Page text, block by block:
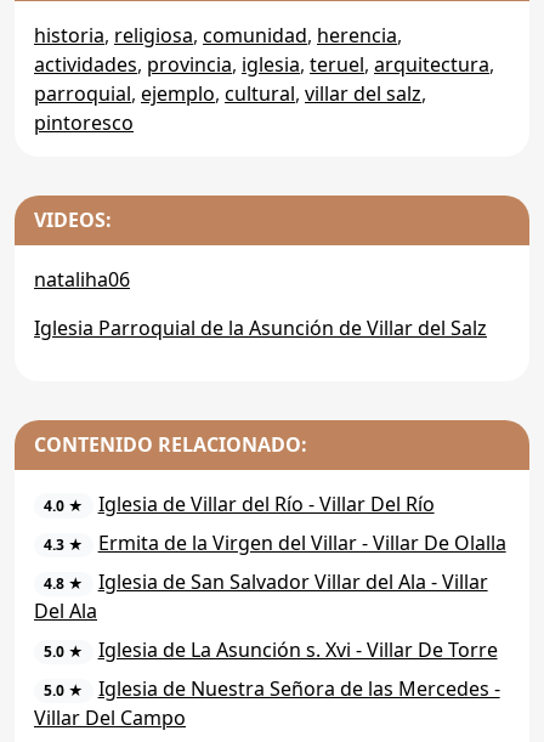
historia, religiosa, comunidad, herencia,
actividades, provincia, iglesia, teruel, arquitectura,
parroquial, ejemplo, cultural, villar del salz,
pintoresco
VIDEOS:
nataliha06
Iglesia Parroquial de la Asunción de Villar del Salz
CONTENIDO RELACIONADO:
4.0 ★ Iglesia de Villar del Río - Villar Del Río
4.3 ★ Ermita de la Virgen del Villar - Villar De Olalla
4.8 ★
Iglesia de San Salvador Villar del Ala - Villar
Del Ala
5.0 ★ Iglesia de La Asunción s. Xvi - Villar De Torre
5.0 ★
Iglesia de Nuestra Señora de las Mercedes -
Villar Del Campo